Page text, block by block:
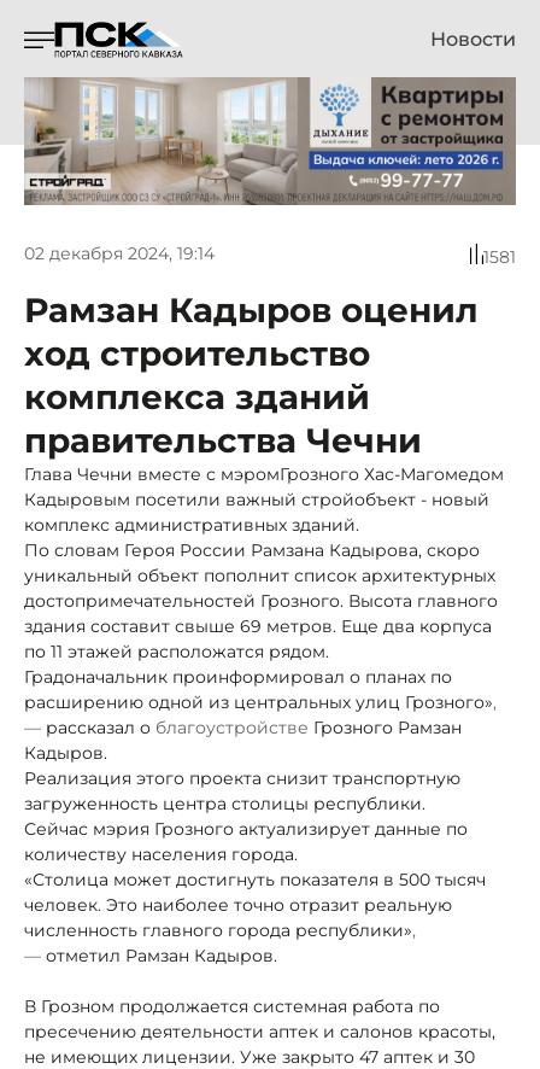
Новости
02 декабря 2024, 19:14 1581
Рамзан Кадыров оценил
ход строительство
комплекса зданий
правительства Чечни
Глава Чечни вместе с мэромГрозного Хас-Магомедом
Кадыровым посетили важный стройобъект - новый
комплекс административных зданий.
По словам Героя России Рамзана Кадырова, скоро
уникальный объект пополнит список архитектурных
достопримечательностей Грозного. Высота главного
здания составит свыше 69 метров. Еще два корпуса
по 11 этажей расположатся рядом.
Градоначальник проинформировал о планах по
расширению одной из центральных улиц Грозного»,
— рассказал о благоустройстве Грозного Рамзан
Кадыров.
Реализация этого проекта снизит транспортную
загруженность центра столицы республики.
Сейчас мэрия Грозного актуализирует данные по
количеству населения города.
«Столица может достигнуть показателя в 500 тысяч
человек. Это наиболее точно отразит реальную
численность главного города республики»,
— отметил Рамзан Кадыров.
В Грозном продолжается системная работа по
пресечению деятельности аптек и салонов красоты,
не имеющих лицензии. Уже закрыто 47 аптек и 30